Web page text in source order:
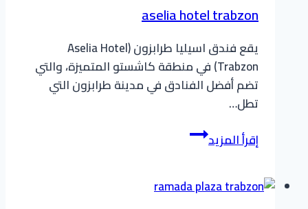
aselia hotel trabzon
يقع فندق اسيليا طرابزون (Aselia Hotel
Trabzon) في منطقة كاشستو المتميزة، والتي
تضم أفضل الفنادق في مدينة طرابزون التي
تطل…
إقرأ المزيدaselia
hotel